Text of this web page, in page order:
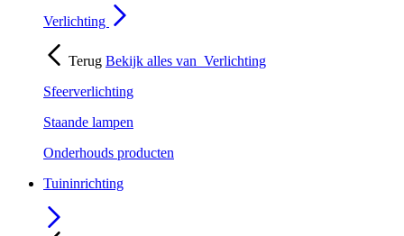
Verlichting
Terug Bekijk alles van Verlichting
Sfeerverlichting
Staande lampen
Onderhouds producten
Tuininrichting